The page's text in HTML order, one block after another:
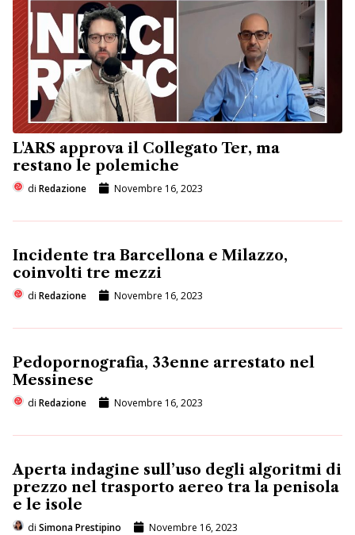
L'ARS approva il Collegato Ter, ma
restano le polemiche
di Redazione Novembre 16, 2023
Incidente tra Barcellona e Milazzo,
coinvolti tre mezzi
di Redazione Novembre 16, 2023
Pedopornografia, 33enne arrestato nel
Messinese
di Redazione Novembre 16, 2023
Aperta indagine sull’uso degli algoritmi di
prezzo nel trasporto aereo tra la penisola
e le isole
di Simona Prestipino Novembre 16, 2023